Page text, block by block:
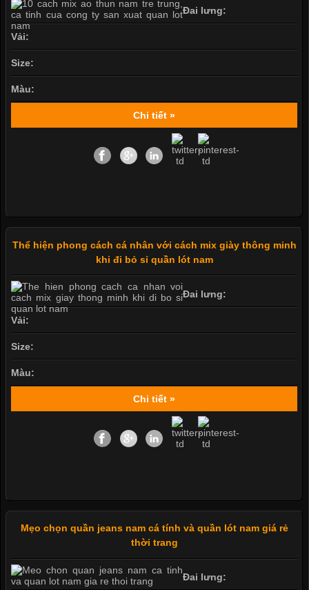
Đai lưng:
Vải:
Size:
Màu:
Chi tiết »
Thể hiện phong cách cá nhân với cách mix giày thông minh
khi đi bỏ sỉ quần lót nam
Đai lưng:
Vải:
Size:
Màu:
Chi tiết »
Mẹo chọn quần jeans nam cá tính và quần lót nam giá rẻ
thời trang
Đai lưng: